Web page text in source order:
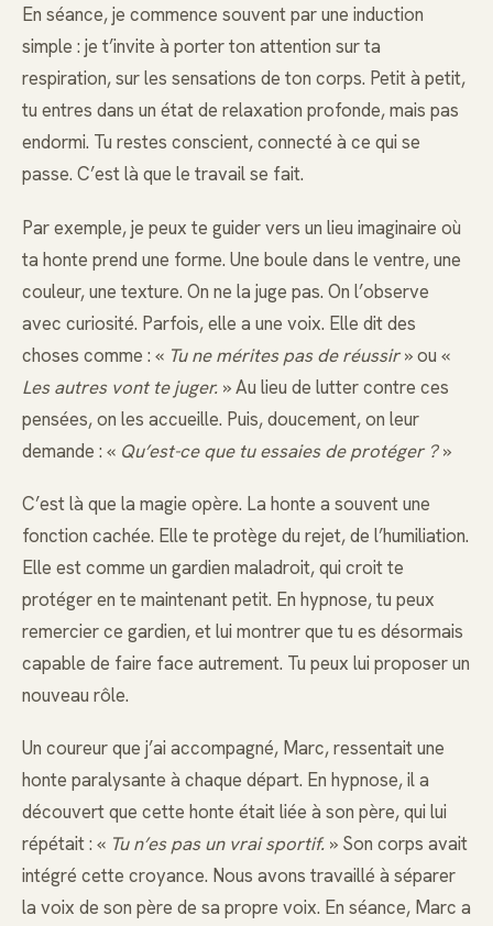
En séance, je commence souvent par une induction
simple : je t’invite à porter ton attention sur ta
respiration, sur les sensations de ton corps. Petit à petit,
tu entres dans un état de relaxation profonde, mais pas
endormi. Tu restes conscient, connecté à ce qui se
passe. C’est là que le travail se fait.
Par exemple, je peux te guider vers un lieu imaginaire où
ta honte prend une forme. Une boule dans le ventre, une
couleur, une texture. On ne la juge pas. On l’observe
avec curiosité. Parfois, elle a une voix. Elle dit des
choses comme : « Tu ne mérites pas de réussir» ou «
Les autres vont te juger. » Au lieu de lutter contre ces
pensées, on les accueille. Puis, doucement, on leur
demande : « Qu’est-ce que tu essaies de protéger ?»
C’est là que la magie opère. La honte a souvent une
fonction cachée. Elle te protège du rejet, de l’humiliation.
Elle est comme un gardien maladroit, qui croit te
protéger en te maintenant petit. En hypnose, tu peux
remercier ce gardien, et lui montrer que tu es désormais
capable de faire face autrement. Tu peux lui proposer un
nouveau rôle.
Un coureur que j’ai accompagné, Marc, ressentait une
honte paralysante à chaque départ. En hypnose, il a
découvert que cette honte était liée à son père, qui lui
répétait : « Tu n’es pas un vrai sportif. » Son corps avait
intégré cette croyance. Nous avons travaillé à séparer
la voix de son père de sa propre voix. En séance, Marc a